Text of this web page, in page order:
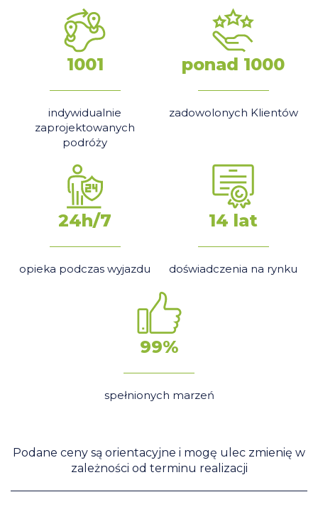
1001
indywidualnie
zaprojektowanych
podróży
ponad 1000
zadowolonych Klientów
24h/7
opieka podczas wyjazdu
14 lat
doświadczenia na rynku
99%
spełnionych marzeń
Podane ceny są orientacyjne i mogę ulec zmienię w
zależności od terminu realizacji